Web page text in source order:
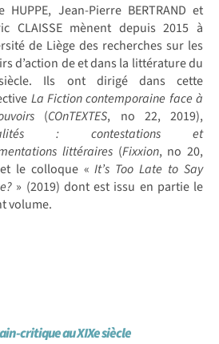
HUPPE, Jean-Pierre BERTRAND et
CLAISSE mènent depuis 2015 à
de Liège des recherches sur les
d’action de et dans la littérature du
Ils ont dirigé dans cette
La Fiction contemporaine face à
(COnTEXTES, no 22, 2019),
: contestations et
littéraires(Fixxion, no 20,
le colloque « It’s Too Late to Say
» (2019) dont est issu en partie le
volume.
critique au XIXe siècle